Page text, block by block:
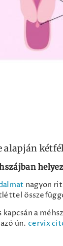
alapján
nagyon
a
ún.cervix